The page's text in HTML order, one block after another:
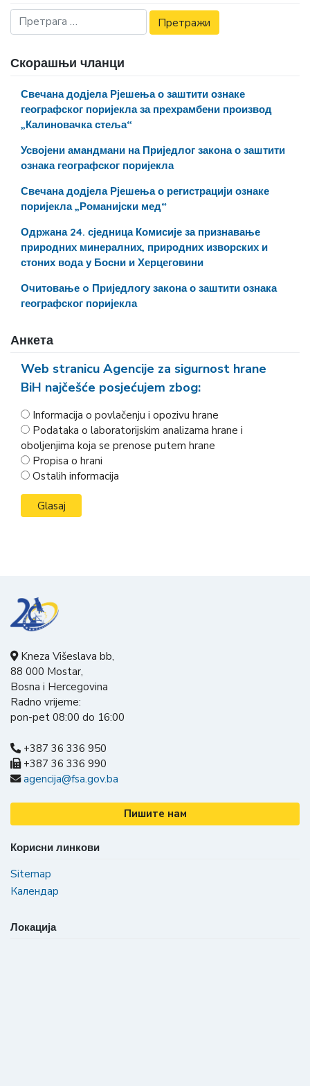
Скорашњи чланци
Свечана додјела Рјешења о заштити ознаке
географског поријекла за прехрамбени производ
„Калиновачка стеља“
Усвојени амандмани на Приједлог закона о заштити
ознака географског поријекла
Свечана додјела Рјешења о регистрацији ознаке
поријекла „Романијски мед“
Одржана 24. сједница Комисије за признавање
природних минералних, природних изворских и
стоних вода у Босни и Херцеговини
Очитовање o Приједлогу закона о заштити ознака
географског поријекла
Анкета
Web stranicu Agencije za sigurnost hrane
BiH najčešće posjećujem zbog:
Informacija o povlačenju i opozivu hrane
Podataka o laboratorijskim analizama hrane i
oboljenjima koja se prenose putem hrane
Propisa o hrani
Ostalih informacija
Kneza Višeslava bb,
88 000 Mostar,
Bosna i Hercegovina
Radno vrijeme:
pon-pet 08:00 do 16:00
+387 36 336 950
+387 36 336 990
agencija@fsa.gov.ba
Пишите нам
Корисни линкови
Sitemap
Календар
Локација